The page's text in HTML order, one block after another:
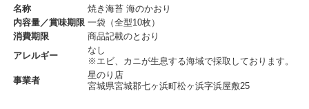
名称
焼き海苔 海のかおり
内容量／賞味期限 一袋（全型10枚）
消費期限
商品記載のとおり
アレルギー
なし
※エビ、カニが生息する海域で採取しております。
事業者
星のり店
宮城県宮城郡七ヶ浜町松ヶ浜字浜屋敷25